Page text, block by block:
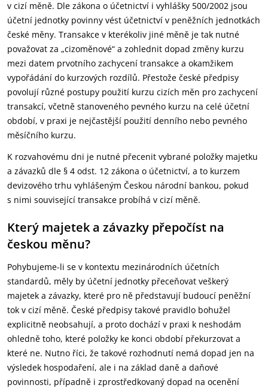
v cizí měně. Dle zákona o účetnictví i vyhlášky 500/2002 jsou
účetní jednotky povinny vést účetnictví v peněžních jednotkách
české měny. Transakce v kterékoliv jiné měně je tak nutné
považovat za „cizoměnové“ a zohlednit dopad změny kurzu
mezi datem prvotního zachycení transakce a okamžikem
vypořádání do kurzových rozdílů. Přestože české předpisy
povolují různé postupy použití kurzu cizích měn pro zachycení
transakcí, včetně stanoveného pevného kurzu na celé účetní
období, v praxi je nejčastější použití denního nebo pevného
měsíčního kurzu.
K rozvahovému dni je nutné přecenit vybrané položky majetku
a závazků dle § 4 odst. 12 zákona o účetnictví, a to kurzem
devizového trhu vyhlášeným Českou národní bankou, pokud
s nimi související transakce probíhá v cizí měně.
Který majetek a závazky přepočíst na
českou měnu?
Pohybujeme-li se v kontextu mezinárodních účetních
standardů, měly by účetní jednotky přeceňovat veškerý
majetek a závazky, které pro ně představují budoucí peněžní
tok v cizí měně. České předpisy takové pravidlo bohužel
explicitně neobsahují, a proto dochází v praxi k neshodám
ohledně toho, které položky ke konci období překurzovat a
které ne. Nutno říci, že takové rozhodnutí nemá dopad jen na
výsledek hospodaření, ale i na základ daně a daňové
povinnosti, případně i zprostředkovaný dopad na ocenění